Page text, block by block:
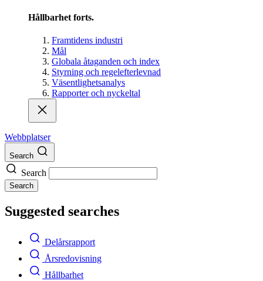
Hållbarhet forts.
Framtidens industri
Mål
Globala åtaganden och index
Styrning och regelefterlevnad
Väsentlighetsanalys
Rapporter och nyckeltal
Webbplatser
Search
Search
Search
Suggested searches
Delårsrapport
Årsredovisning
Hållbarhet